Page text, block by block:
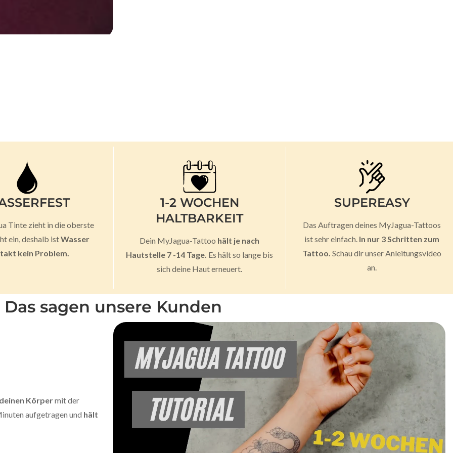
Tinte zieht in die oberste
ein, deshalb istWasser
kein Problem.
1-2 WOCHEN
HALTBARKEIT
Dein MyJagua-Tattoo hält je nach
Hautstelle 7 -14 Tage. Es hält so lange bis
sich deine Haut erneuert.
SUPEREASY
Das Auftragen deines MyJagua-Tattoos
ist sehr einfach. In nur 3 Schritten zum
Tattoo. Schau dir unser Anleitungsvideo
an.
Das sagen unsere Kunden
Körpermit der
aufgetragen und hält